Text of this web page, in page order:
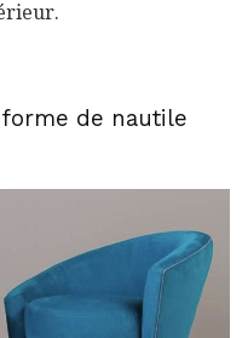
de nautile